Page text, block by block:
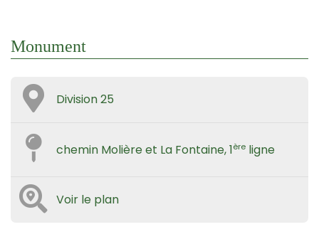
Monument
Division 25
chemin Molière et La Fontaine, 1ère ligne
Voir le plan